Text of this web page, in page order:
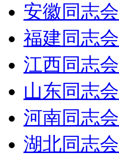
安徽同志
福建同志
江西同志
山东同志
河南同志
湖北同志